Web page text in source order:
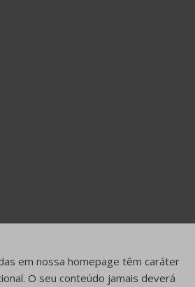
em nossa homepage têm caráter
O seu conteúdo jamais deverá